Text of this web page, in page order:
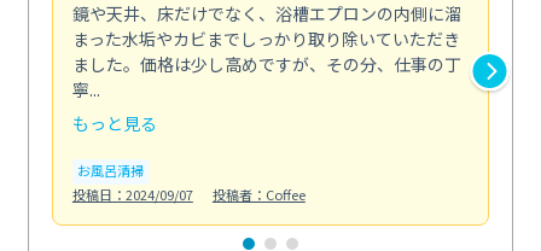
鏡や天井、床だけでなく、浴槽エプロンの内側に溜
まった水垢やカビまでしっかり取り除いていただき
ました。価格は少し高めですが、その分、仕事の丁
寧...
もっと見る
お風呂清掃
投稿日：2024/09/07
投稿者：Coffee